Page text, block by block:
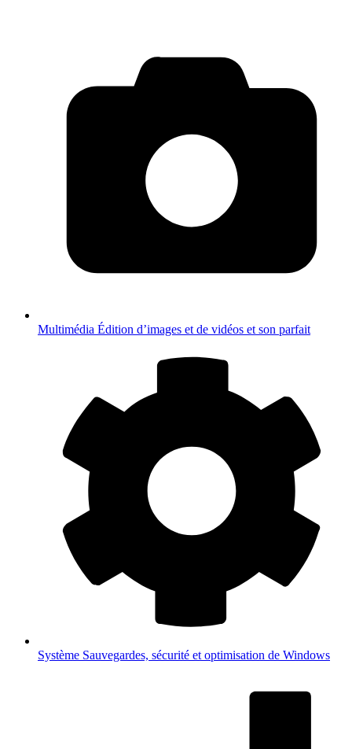
Multimédia Édition d’images et de vidéos et son parfait
Système Sauvegardes, sécurité et optimisation de Windows